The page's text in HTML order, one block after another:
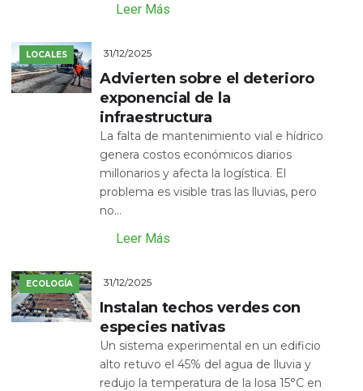
Leer Más
LOCALES 31/12/2025
Advierten sobre el deterioro
exponencial de la
infraestructura
La falta de mantenimiento vial e hídrico
genera costos económicos diarios
millonarios y afecta la logística. El
problema es visible tras las lluvias, pero
no...
Leer Más
ECOLOGÍA 31/12/2025
Instalan techos verdes con
especies nativas
Un sistema experimental en un edificio
alto retuvo el 45% del agua de lluvia y
redujo la temperatura de la losa 15°C en